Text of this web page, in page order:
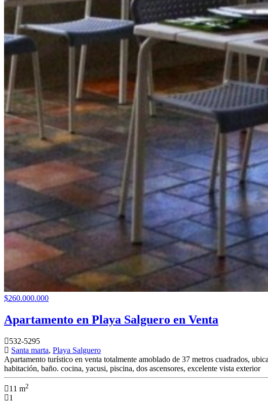
$260.000.000
Apartamento en Playa Salguero en Venta
532-5295
Santa marta, Playa Salguero
Apartamento turístico en venta totalmente amoblado de 37 metros cuadrados,
habitación, baño. cocina, yacusi, piscina, dos ascensores, excelente vista exterior
11 m2
1